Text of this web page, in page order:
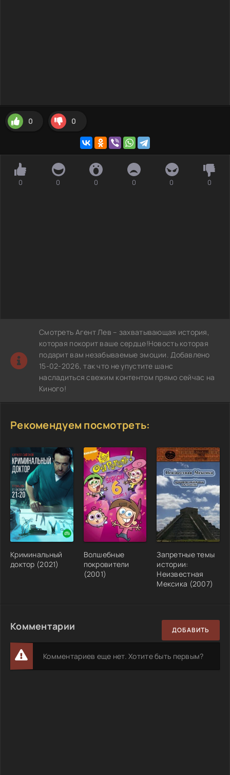
0 0
0 0 0 0 0 0
Смотреть Агент Лев – захватывающая история,
которая покорит ваше сердце!Новость которая
подарит вам незабываемые эмоции. Добавлено
15-02-2026, так что не упустите шанс
насладиться свежим контентом прямо сейчас на
Киного!
Рекомендуем посмотреть:
Криминальный
доктор (2021)
Волшебные
покровители
(2001)
Запретные темы
истории:
Неизвестная
Мексика (2007)
Комментарии ДОБАВИТЬ
Комментариев еще нет. Хотите быть первым?